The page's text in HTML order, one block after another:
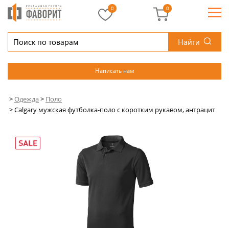
Найти
Написать нам
0 0
>Одежда> Поло
>Calgary мужская футболка-поло с коротким рукавом, антрацит